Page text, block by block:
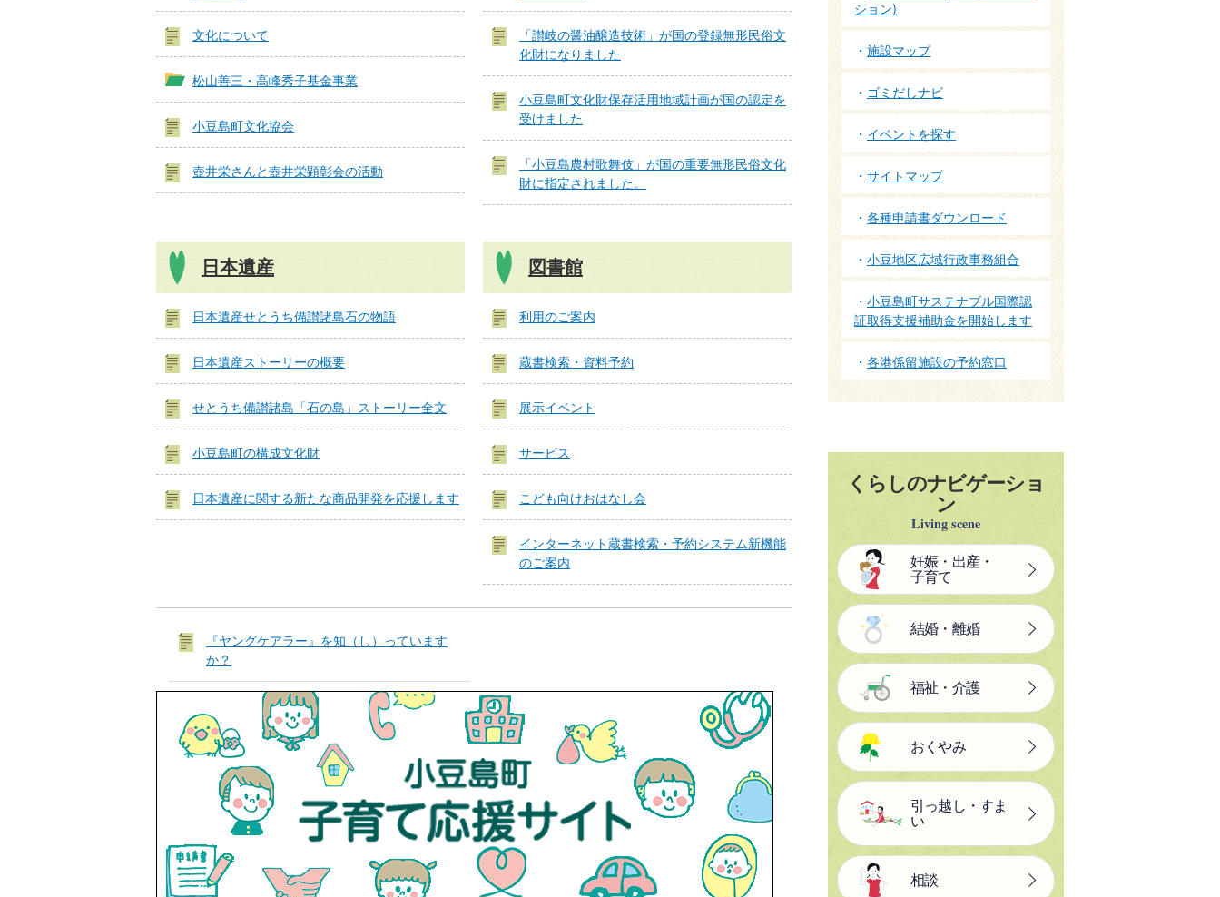
文化について
松山善三・高峰秀子基金事業
小豆島町文化協会
壺井栄さんと壺井栄顕彰会の活動
「讃岐の醤油醸造技術」が国の登録無形民俗文
化財になりました
小豆島町文化財保存活用地域計画が国の認定を
受けました
「小豆島農村歌舞伎」が国の重要無形民俗文化
財に指定されました。
日本遺産
日本遺産せとうち備讃諸島石の物語
日本遺産ストーリーの概要
せとうち備讃諸島「石の島」ストーリー全文
小豆島町の構成文化財
日本遺産に関する新たな商品開発を応援します
図書館
利用のご案内
蔵書検索・資料予約
展示イベント
サービス
こども向けおはなし会
インターネット蔵書検索・予約システム新機能
のご案内
『ヤングケアラー』を知（し）っています
か？
ション)
施設マップ
ゴミだしナビ
イベントを探す
サイトマップ
各種申請書ダウンロード
小豆地区広域行政事務組合
小豆島町サステナブル国際認
証取得支援補助金を開始します
各港係留施設の予約窓口
くらしのナビゲーショ
ン
Living scene
妊娠・出産・
子育て
結婚・離婚
福祉・介護
おくやみ
引っ越し・すま
い
相談